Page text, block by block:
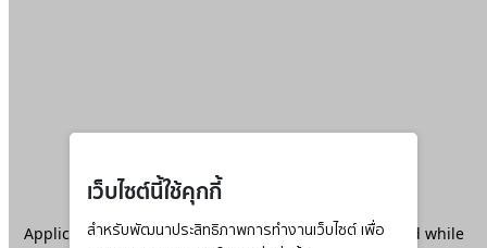
เว็บไซต์นี้ใช้คุกกี้
สำหรับพัฒนาประสิทธิภาพการทำงานเว็บไซต์ เพื่อ
Application error: aclient-side exception has occurred while